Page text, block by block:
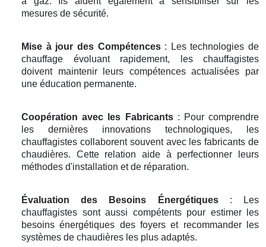
mesures de sécurité.
Mise à jour des Compétences: Les technologies de
chauffage évoluant rapidement, les chauffagistes
doivent maintenir leurs compétences actualisées par
une éducation permanente.
Coopération avec les Fabricants: Pour comprendre
les dernières innovations technologiques, les
chauffagistes collaborent souvent avec les fabricants de
chaudières. Cette relation aide à perfectionner leurs
méthodes d'installation et de réparation.
Évaluation des Besoins Énergétiques: Les
chauffagistes sont aussi compétents pour estimer les
besoins énergétiques des foyers et recommander les
systèmes de chaudières les plus adaptés.